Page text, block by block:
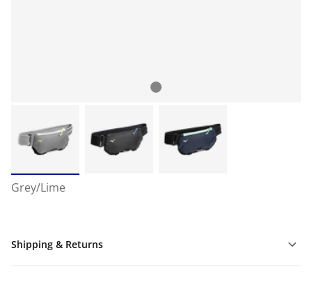
Grey/Lime
Shipping & Returns